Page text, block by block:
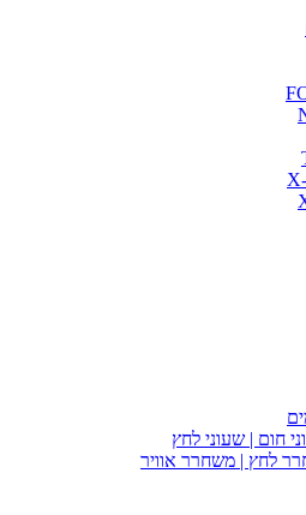
חום | שעוני לחץ
לחץ | משחרר אוויר